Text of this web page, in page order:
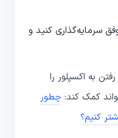
سرمایه‌گذاری کنید و
به اکسپلور را
کمک کند: چطور
کنیم؟